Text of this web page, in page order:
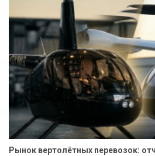
Рынок вертолётных перевозок: